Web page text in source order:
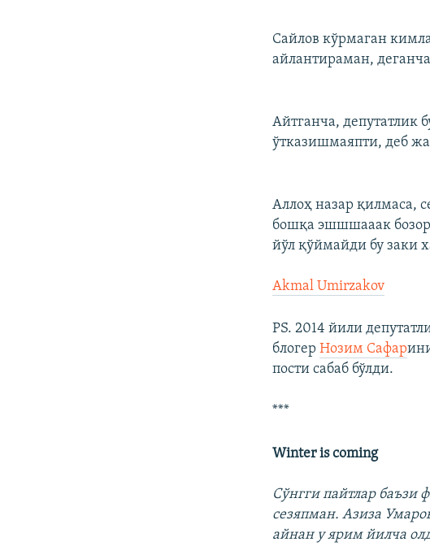
Сайлов кўрмаган
айлантираман,
Айтганча, депутатлик
ўтказишмаяпти, деб
Аллоҳ назар қилмаса,
бошқа эшшшааак
йўл қўймайди бу заки
Akmal Umirzakov
PS. 2014 йили
блогерНозим Сафар
пости сабаб бўлди.
***
Winter is coming
Сўнгги пайтлар баъзи
сезяпман. Азиза
айнан у ярим йилча